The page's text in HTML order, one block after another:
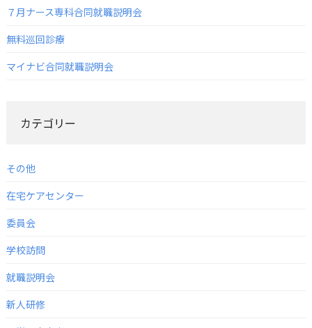
７月ナース専科合同就職説明会
無料巡回診療
マイナビ合同就職説明会
カテゴリー
その他
在宅ケアセンター
委員会
学校訪問
就職説明会
新人研修